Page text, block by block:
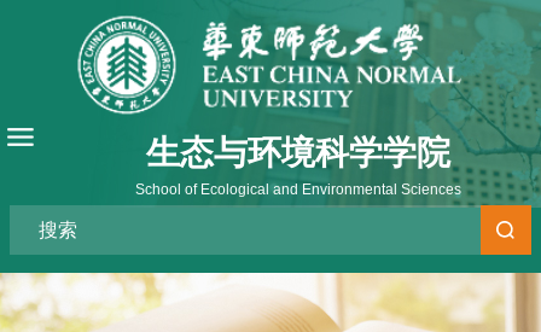
生态与环境科学学院
School of Ecological and Environmental Sciences